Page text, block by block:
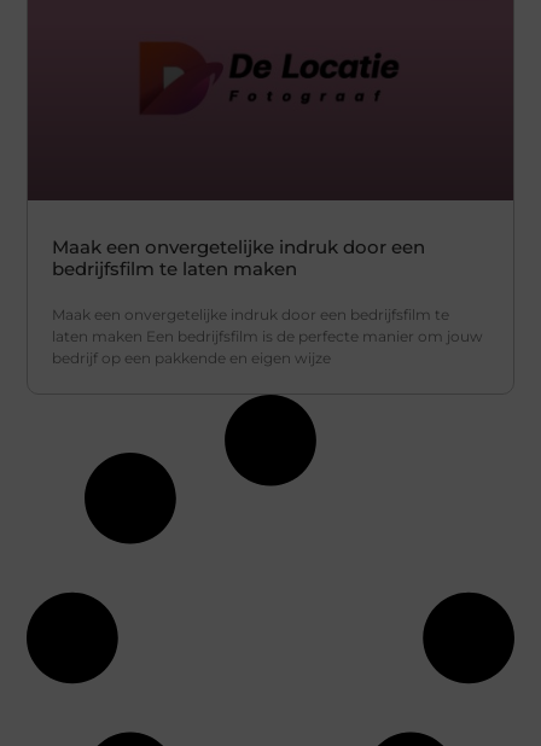
Maak een onvergetelijke indruk door een
bedrijfsfilm te laten maken
Maak een onvergetelijke indruk door een bedrijfsfilm te
laten maken Een bedrijfsfilm is de perfecte manier om jouw
bedrijf op een pakkende en eigen wijze